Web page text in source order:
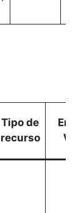
Tipo de
recurso